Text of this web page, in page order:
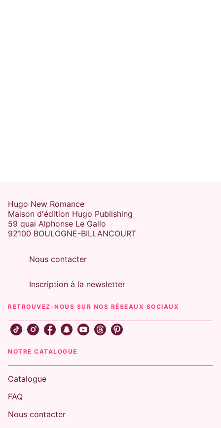
Hugo New Romance
Maison d'édition Hugo Publishing
59 quai Alphonse Le Gallo
92100 BOULOGNE-BILLANCOURT
Nous contacter
Inscription à la newsletter
RETROUVEZ-NOUS SUR NOS RÉSEAUX SOCIAUX
NOTRE CATALOGUE
Catalogue
FAQ
Nous contacter